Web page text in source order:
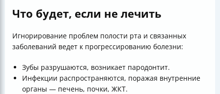
Что будет, если не лечить
Игнорирование проблем полости рта и связанных
заболеваний ведет к прогрессированию болезни:
Зубы разрушаются, возникает пародонтит.
Инфекции распространяются, поражая внутренние
органы — печень, почки, ЖКТ.